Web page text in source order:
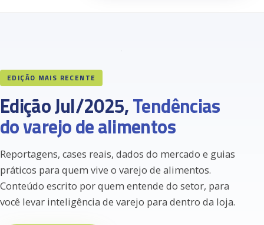
EDIÇÃO MAIS RECENTE
Edição Jul/2025,Tendências
do varejo de alimentos
Reportagens, cases reais, dados do mercado e guias
práticos para quem vive o varejo de alimentos.
Conteúdo escrito por quem entende do setor, para
você levar inteligência de varejo para dentro da loja.